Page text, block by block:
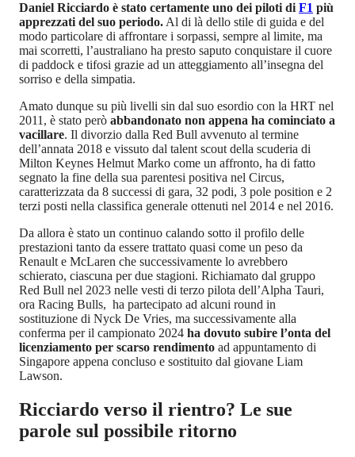
Daniel Ricciardo è stato certamente uno dei piloti di F1 più
apprezzati del suo periodo. Al di là dello stile di guida e del
modo particolare di affrontare i sorpassi, sempre al limite, ma
mai scorretti, l’australiano ha presto saputo conquistare il cuore
di paddock e tifosi grazie ad un atteggiamento all’insegna del
sorriso e della simpatia.
Amato dunque su più livelli sin dal suo esordio con la HRT nel
2011, è stato però abbandonato non appena ha cominciato a
vacillare. Il divorzio dalla Red Bull avvenuto al termine
dell’annata 2018 e vissuto dal talent scout della scuderia di
Milton Keynes Helmut Marko come un affronto, ha di fatto
segnato la fine della sua parentesi positiva nel Circus,
caratterizzata da 8 successi di gara, 32 podi, 3 pole position e 2
terzi posti nella classifica generale ottenuti nel 2014 e nel 2016.
Da allora è stato un continuo calando sotto il profilo delle
prestazioni tanto da essere trattato quasi come un peso da
Renault e McLaren che successivamente lo avrebbero
schierato, ciascuna per due stagioni. Richiamato dal gruppo
Red Bull nel 2023 nelle vesti di terzo pilota dell’Alpha Tauri,
ora Racing Bulls, ha partecipato ad alcuni round in
sostituzione di Nyck De Vries, ma successivamente alla
conferma per il campionato 2024 ha dovuto subire l’onta del
licenziamento per scarso rendimento ad appuntamento di
Singapore appena concluso e sostituito dal giovane Liam
Lawson.
Ricciardo verso il rientro? Le sue
parole sul possibile ritorno